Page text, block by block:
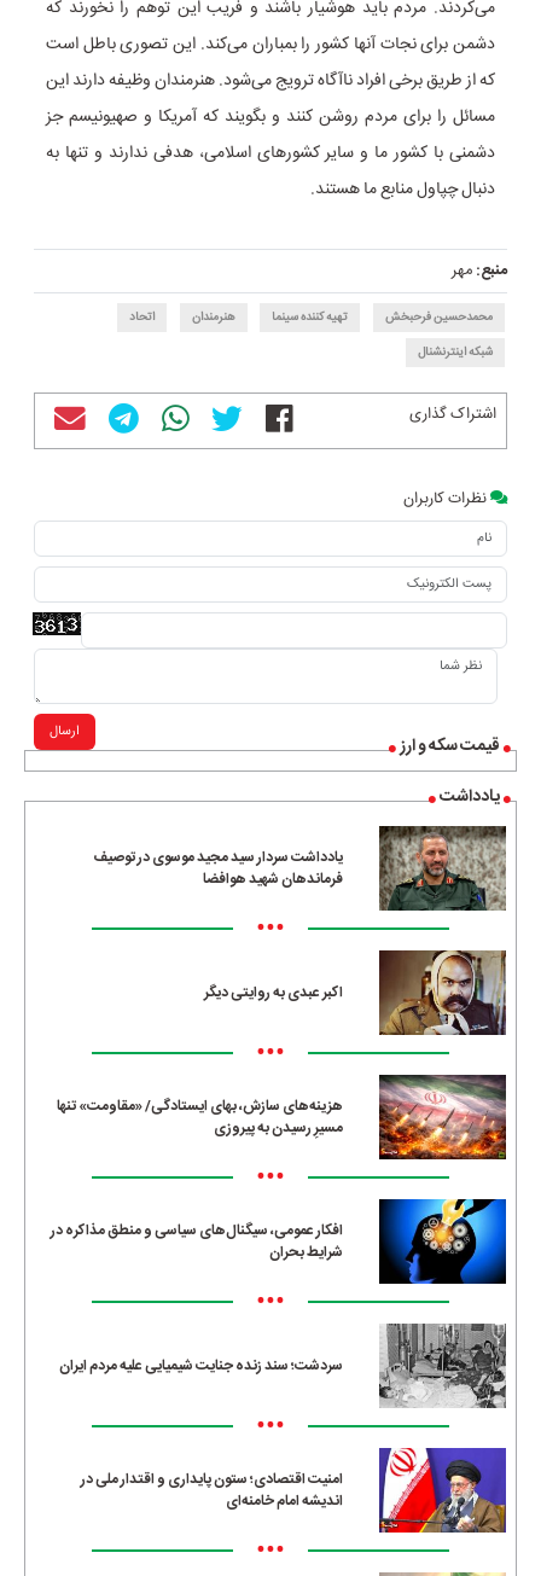
قیمت سکه و ارز
یادداشت
یادداشت سردار سید مجید موسوی در توصیف
فرماندهان شهید هوافضا
•••
اکبر عبدی به روایتی دیگر
•••
هزینه‌های سازش، بهای ایستادگی/ «مقاومت» تنها
مسیرِ رسیدن به پیروزی
•••
افکار عمومی، سیگنال‌های سیاسی و منطق مذاکره در
شرایط بحران
•••
سردشت؛ سند زنده جنایت شیمیایی علیه مردم ایران
•••
امنیت اقتصادی؛ ستون پایداری و اقتدار ملی در
اندیشه امام خامنه‌ای
•••
می‌کردند. مردم باید هوشیار باشند و فریب این توهم را نخورند که
دشمن برای نجات آنها کشور را بمباران می‌کند. این تصوری باطل است
که از طریق برخی افراد ناآگاه ترویج می‌شود. هنرمندان وظیفه دارند این
مسائل را برای مردم روشن کنند و بگویند که آمریکا و صهیونیسم جز
دشمنی با کشور ما و سایر کشورهای اسلامی، هدفی ندارند و تنها به
دنبال چپاول منابع ما هستند.
منبع:مهر
محمدحسین فرحبخش تهیه کننده سینما هنرمندان
اتحاد
شبکه اینترنشنال
اشتراک گذاری
نظرات کاربران
ارسال